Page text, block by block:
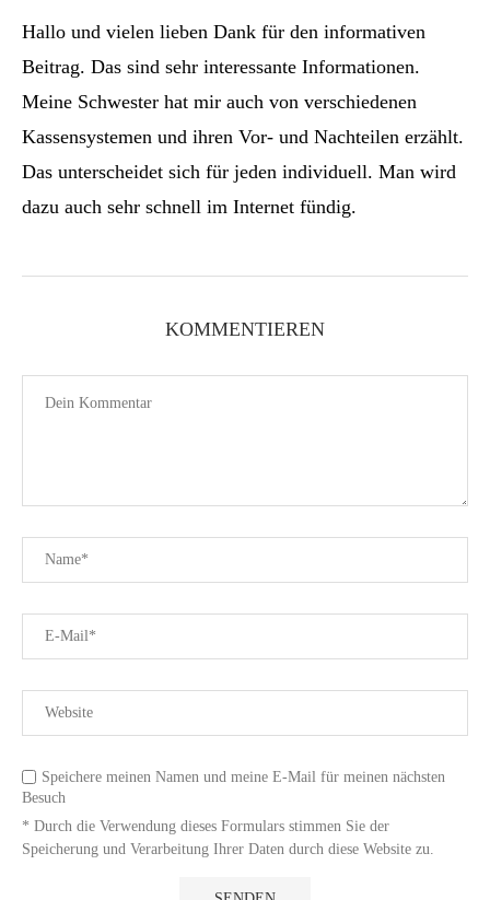
Hallo und vielen lieben Dank für den informativen
Beitrag. Das sind sehr interessante Informationen.
Meine Schwester hat mir auch von verschiedenen
Kassensystemen und ihren Vor- und Nachteilen erzählt.
Das unterscheidet sich für jeden individuell. Man wird
dazu auch sehr schnell im Internet fündig.
KOMMENTIEREN
Speichere meinen Namen und meine E-Mail für meinen nächsten
Besuch
* Durch die Verwendung dieses Formulars stimmen Sie der
Speicherung und Verarbeitung Ihrer Daten durch diese Website zu.